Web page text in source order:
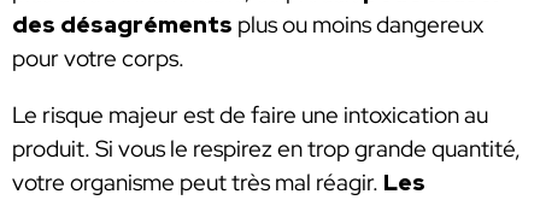
des désagréments plus ou moins dangereux
pour votre corps.
Le risque majeur est de faire une intoxication au
produit. Si vous le respirez en trop grande quantité,
votre organisme peut très mal réagir. Les